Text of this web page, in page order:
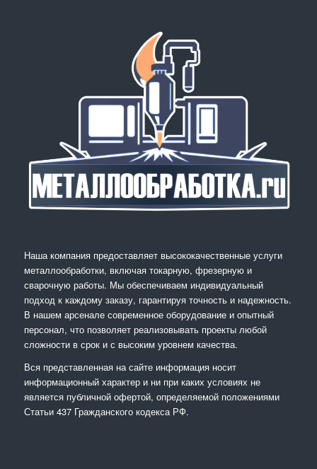
Наша компания предоставляет высококачественные услуги
металлообработки, включая токарную, фрезерную и
сварочную работы. Мы обеспечиваем индивидуальный
подход к каждому заказу, гарантируя точность и надежность.
В нашем арсенале современное оборудование и опытный
персонал, что позволяет реализовывать проекты любой
сложности в срок и с высоким уровнем качества.
Вся представленная на сайте информация носит
информационный характер и ни при каких условиях не
является публичной офертой, определяемой положениями
Статьи 437 Гражданского кодекса РФ.